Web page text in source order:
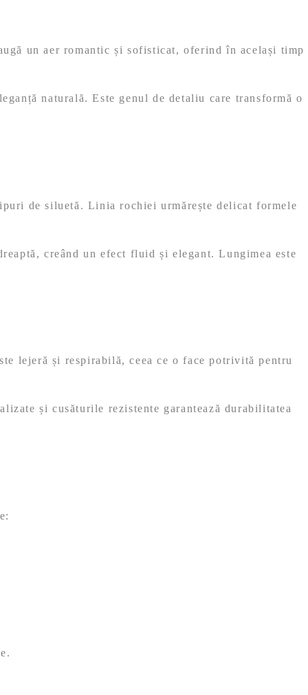
un aer romantic și sofisticat, oferind în același timp
naturală. Este genul de detaliu care transformă o
de siluetă. Linia rochiei urmărește delicat formele
creând un efect fluid și elegant. Lungimea este
lejeră și respirabilă, ceea ce o face potrivită pentru
și cusăturile rezistente garantează durabilitatea